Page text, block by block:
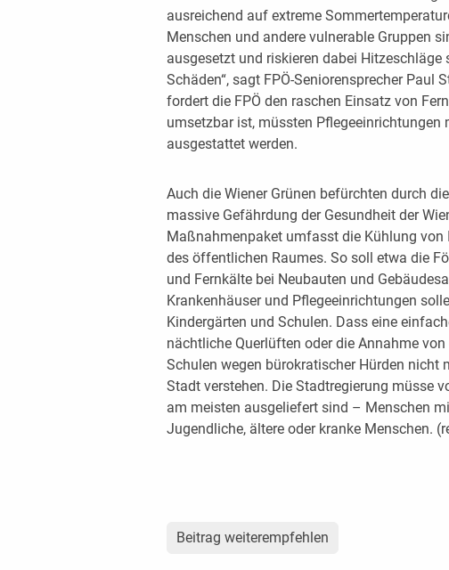
ausreichend auf extreme
Menschen und andere vulnerable Gruppen
ausgesetzt und riskieren dabei
Schäden“, sagt FPÖ-Seniorensprecher Paul
fordert die FPÖ den raschen Einsatz von
umsetzbar ist, müssten Pflegeeinrichtungen
ausgestattet werden.
Auch die Wiener Grünen befürchten durch
massive Gefährdung der Gesundheit der
Maßnahmenpaket umfasst die Kühlung
des öffentlichen Raumes. So soll etwa die
und Fernkälte bei Neubauten und
Krankenhäuser und Pflegeeinrichtungen
Kindergärten und Schulen. Dass eine
nächtliche Querlüften oder die Annahme
Schulen wegen bürokratischer Hürden nicht
Stadt verstehen. Die Stadtregierung müsse
am meisten ausgeliefert sind – Menschen
Jugendliche, ältere oder kranke Menschen.
Beitrag weiterempfehlen